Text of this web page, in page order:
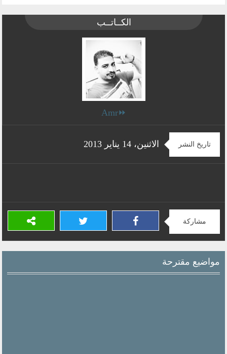
الكــاتــب
⏩Amr
تاريخ النشر الاثنين، 14 يناير 2013
مشاركة
مواضيع مقترحة